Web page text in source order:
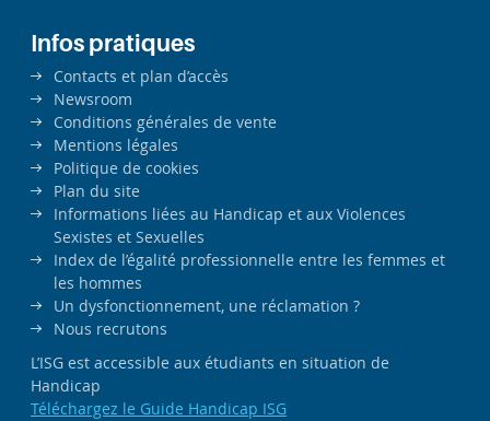
Infos pratiques
Contacts et plan d’accès
Newsroom
Conditions générales de vente
Mentions légales
Politique de cookies
Plan du site
Informations liées au Handicap et aux Violences
Sexistes et Sexuelles
Index de l’égalité professionnelle entre les femmes et
les hommes
Un dysfonctionnement, une réclamation ?
Nous recrutons
L’ISG est accessible aux étudiants en situation de
Handicap
Téléchargez le Guide Handicap ISG